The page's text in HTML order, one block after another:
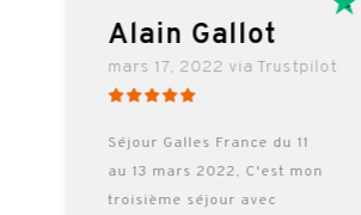
Alain Gallot
mars 17, 2022 via Trustpilot
Séjour Galles France du 11
au 13 mars 2022, C'est mon
troisième séjour avec